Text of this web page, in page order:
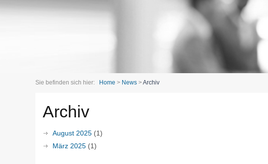
Sie befinden sich hier: Home > News >Archiv
Archiv
August 2025 (1)
März 2025 (1)